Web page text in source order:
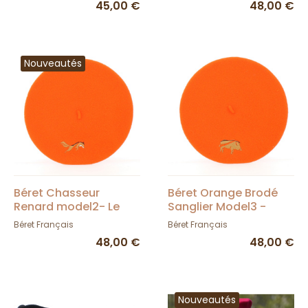
45,00 € 48,00 €
Nouveautés
Béret Chasseur
Renard model2- Le
Béret Français -
TRACLET
Béret Français
48,00 €
Béret Orange Brodé
Sanglier Model3 -
TRACLET
Béret Français
48,00 €
Nouveautés